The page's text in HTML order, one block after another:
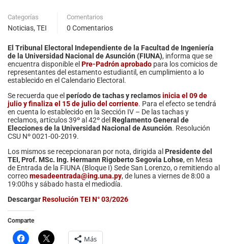
Categorías
Noticias, TEI
Comentarios
0 Comentarios
El Tribunal Electoral Independiente de la Facultad de Ingeniería
de la Universidad Nacional de Asunción (FIUNA), informa que se
encuentra disponible el Pre-Padrón aprobado para los comicios de
representantes del estamento estudiantil, en cumplimiento a lo
establecido en el Calendario Electoral.
Se recuerda que el período de tachas y reclamosinicia el 09 de
julio y finaliza el 15 de julio del corriente. Para el efecto se tendrá
en cuenta lo establecido en la Sección IV – De las tachas y
reclamos, artículos 39º al 42º del Reglamento General de
Elecciones de la Universidad Nacional de Asunción. Resolución
CSU Nº 0021-00-2019.
Los mismos se recepcionaran por nota, dirigida al Presidente del
TEI, Prof. MSc. Ing. Hermann Rigoberto Segovia Lohse, en Mesa
de Entrada de la FIUNA (Bloque I) Sede San Lorenzo, o remitiendo al
correomesadeentrada@ing.una.py, de lunes a viernes de 8:00 a
19:00hs y sábado hasta el mediodía.
DescargarResolución TEI N° 03/2026
Comparte
Más